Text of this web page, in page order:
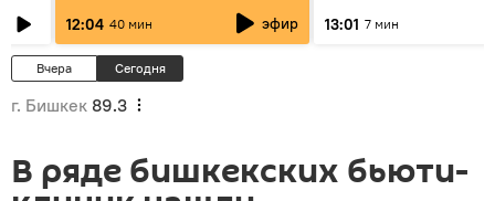
12:04 40 мин эфир 13:01 7 мин
Вчера Сегодня
г. Бишкек 89.3
В ряде бишкекских бьюти-